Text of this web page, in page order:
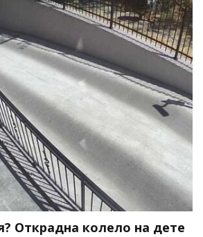
Открадна колело на дете